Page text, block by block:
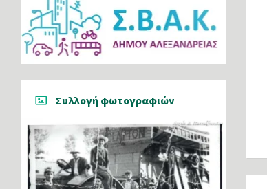
Συλλογή φωτογραφιών